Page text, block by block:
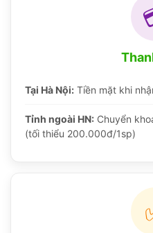
Tại Hà Nội: Tiền mặt khi
Tỉnh ngoài HN: Chuyển
(tối thiểu 200.000đ/1sp)